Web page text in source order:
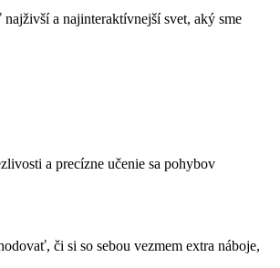
a najinteraktívnejší svet, aký sme
a precízne učenie sa pohybov
či si so sebou vezmem extra náboje,